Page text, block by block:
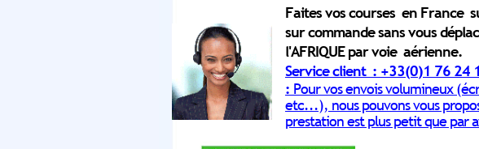
Faites vos courses en France
sur commande sans vous
l'AFRIQUE par voie aérienne.
Service client : +33(0)1 76 24
: Pour vos envois volumineux
etc...), nous pouvons vous
prestation est plus petit que par